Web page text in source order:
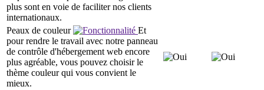
plus sont en voie de faciliter nos clients
internationaux.
Peaux de couleur
Et
pour rendre le travail avec notre panneau
de contrôle d'hébergement web encore
plus agréable, vous pouvez choisir le
thème couleur qui vous convient le
mieux.